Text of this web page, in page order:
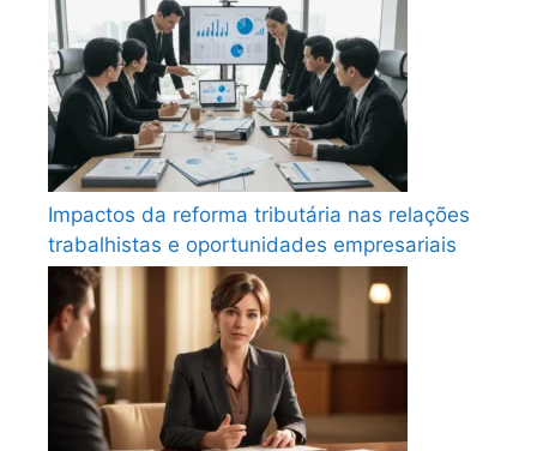
Impactos da reforma tributária nas relações
trabalhistas e oportunidades empresariais